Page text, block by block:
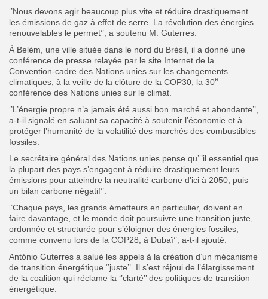
‘’Nous devons agir beaucoup plus vite et réduire drastiquement
les émissions de gaz à effet de serre. La révolution des énergies
renouvelables le permet’’, a soutenu M. Guterres.
À Belém, une ville située dans le nord du Brésil, il a donné une
conférence de presse relayée par le site Internet de la
Convention-cadre des Nations unies sur les changements
climatiques, à la veille de la clôture de la COP30, la 30e
conférence des Nations unies sur le climat.
‘’L’énergie propre n’a jamais été aussi bon marché et abondante’’,
a-t-il signalé en saluant sa capacité à soutenir l’économie et à
protéger l’humanité de la volatilité des marchés des combustibles
fossiles.
Le secrétaire général des Nations unies pense qu’‘’il essentiel que
la plupart des pays s’engagent à réduire drastiquement leurs
émissions pour atteindre la neutralité carbone d’ici à 2050, puis
un bilan carbone négatif’’.
‘’Chaque pays, les grands émetteurs en particulier, doivent en
faire davantage, et le monde doit poursuivre une transition juste,
ordonnée et structurée pour s’éloigner des énergies fossiles,
comme convenu lors de la COP28, à Dubaï’’, a-t-il ajouté.
António Guterres a salué les appels à la création d’un mécanisme
de transition énergétique ‘’juste’’. Il s’est réjoui de l’élargissement
de la coalition qui réclame la ‘’clarté’’ des politiques de transition
énergétique.